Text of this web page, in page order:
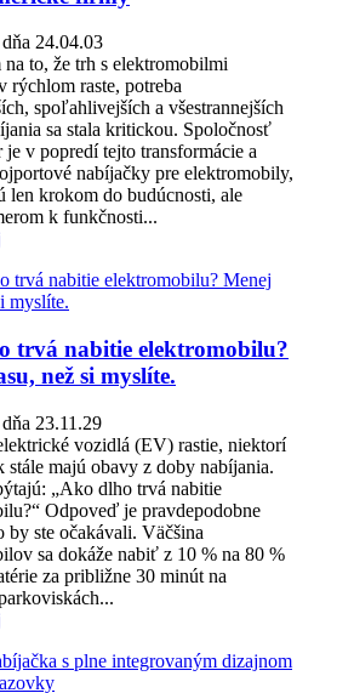
24.04.03
to, že trh s elektromobilmi
rýchlom raste, potreba
spoľahlivejších a všestrannejších
sa stala kritickou. Spoločnosť
v popredí tejto transformácie a
nabíjačky pre elektromobily,
len krokom do budúcnosti, ale
k funkčnosti...
trvá nabitie elektromobilu?
než si myslíte.
23.11.29
vozidlá (EV) rastie, niektorí
stále majú obavy z doby nabíjania.
„Ako dlho trvá nabitie
Odpoveď je pravdepodobne
by ste očakávali. Väčšina
sa dokáže nabiť z 10 % na 80 %
za približne 30 minút na